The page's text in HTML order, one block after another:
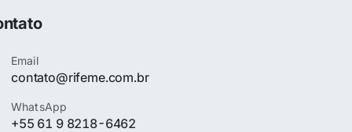
Email
contato@rifeme.com.br
WhatsApp
+55 61 9 8218-6462